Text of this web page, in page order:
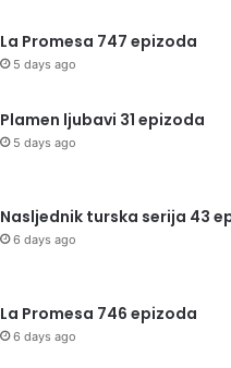
La Promesa 747 epizoda
5 days ago
Plamen ljubavi 31 epizoda
5 days ago
Nasljednik turska serija 43
6 days ago
La Promesa 746 epizoda
6 days ago